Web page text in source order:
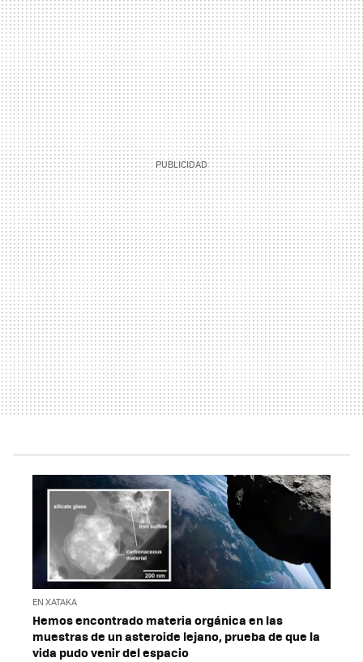
EN XATAKA
Hemos encontrado materia orgánica en las
muestras de un asteroide lejano, prueba de que la
vida pudo venir del espacio